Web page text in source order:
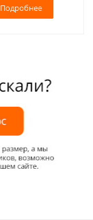
Подробнее